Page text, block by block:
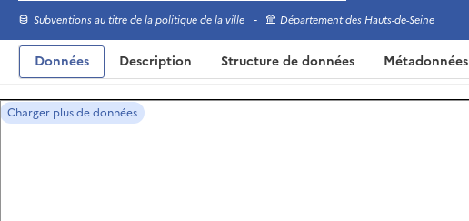
Subventions au titre de la politique de la ville - Département des Hauts-de-Seine
Données Description Structure de données Métadonnées
Charger plus de données